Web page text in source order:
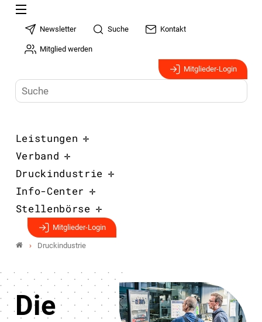
Newsletter Suche Kontakt
Mitglied werden
Mitglieder-Login
Leistungen
Verband
Druckindustrie
Info-Center
Stellenbörse
Mitglieder-Login
Druckindustrie
Die